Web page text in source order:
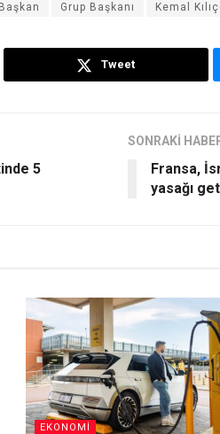
Grup Başkanı Kemal
Tweet
5
SONRAKİ
Fransa,
yasağı
EKONOMİ